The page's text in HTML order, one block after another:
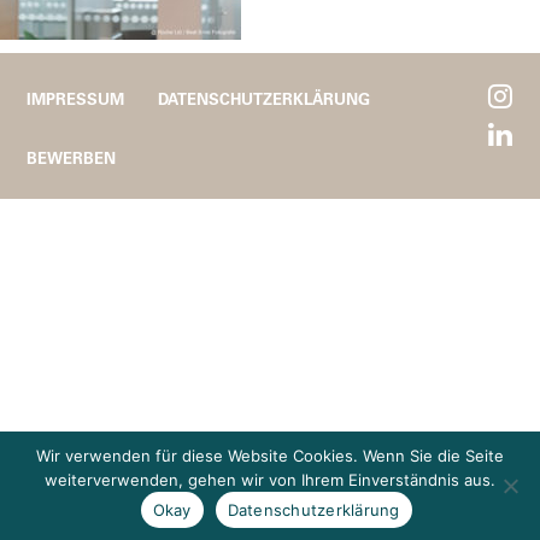
IMPRESSUM DATENSCHUTZERKLÄRUNG
BEWERBEN
Wir verwenden für diese Website Cookies. Wenn Sie die Seite
weiterverwenden, gehen wir von Ihrem Einverständnis aus.
Okay
Datenschutzerklärung